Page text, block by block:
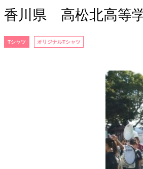
香川県 高松北高等
Tシャツ オリジナルTシャツ